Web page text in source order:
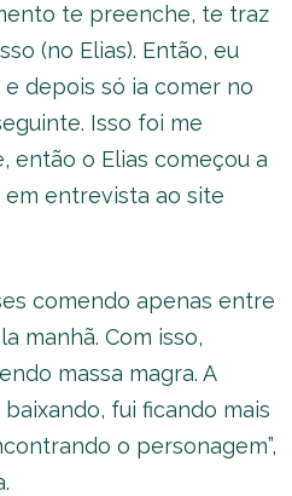
te preenche, te traz
(no Elias). Então, eu
depois só ia comer no
Isso foi me
então o Elias começou a
em entrevista ao site
comendo apenas entre
manhã. Com isso,
massa magra. A
fui ficando mais
o personagem”,